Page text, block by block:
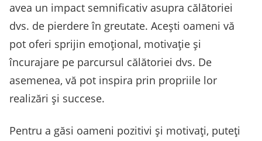
avea un impact semnificativ asupra călătoriei
dvs. de pierdere în greutate. Acești oameni vă
pot oferi sprijin emoțional, motivație și
încurajare pe parcursul călătoriei dvs. De
asemenea, vă pot inspira prin propriile lor
realizări și succese.
Pentru a găsi oameni pozitivi și motivați, puteți